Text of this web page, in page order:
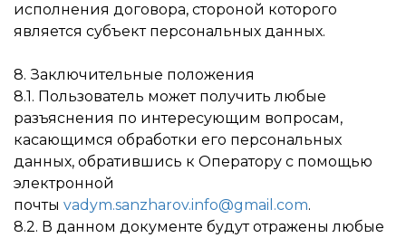
исполнения договора, стороной которого
является субъект персональных данных.
8. Заключительные положения
8.1. Пользователь может получить любые
разъяснения по интересующим вопросам,
касающимся обработки его персональных
данных, обратившись к Оператору с помощью
электронной
почты vadym.sanzharov.info@gmail.com.
8.2. В данном документе будут отражены любые